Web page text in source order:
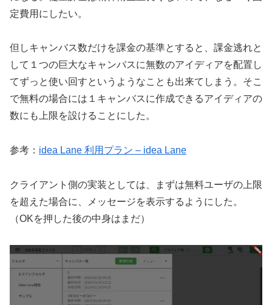
定費用にしたい。
但しキャンバス数だけを課金の基準とすると、課金逃れと
して１つの巨大なキャンバスに無数のアイディアを配置し
てずっと使い回すというようなことも出来てしまう。そこ
で無料の場合には１キャンバスに作成できるアイディアの
数にも上限を設けることにした。
参考： idea Lane 利用プラン – idea Lane
クライアント側の実装としては、まずは無料ユーザの上限
を超えた場合に、メッセージを表示するようにした。
（OKを押した後の中身はまだ）